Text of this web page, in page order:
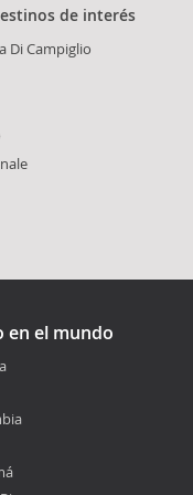
de interés
Di Campiglio
en el mundo